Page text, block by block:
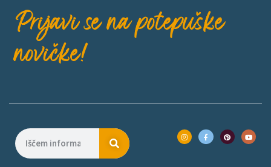
Prijavi se na potepuške
novičke!